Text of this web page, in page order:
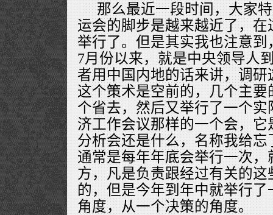
那么最近一段时间，大家
运会的脚步是越来越近了，
举行了。但是其实我也注意
7月份以来，就是中央领导人
者用中国内地的话来讲，调
这个策术是空前的，几个主
个省去，然后又举行了一个
济工作会议那样的一个会，
分析会还是什么，名称我给
通常是每年年底会举行一次
方，凡是负责跟经过有关的
的，但是今年到年中就举行
角度，从一个决策的角度。